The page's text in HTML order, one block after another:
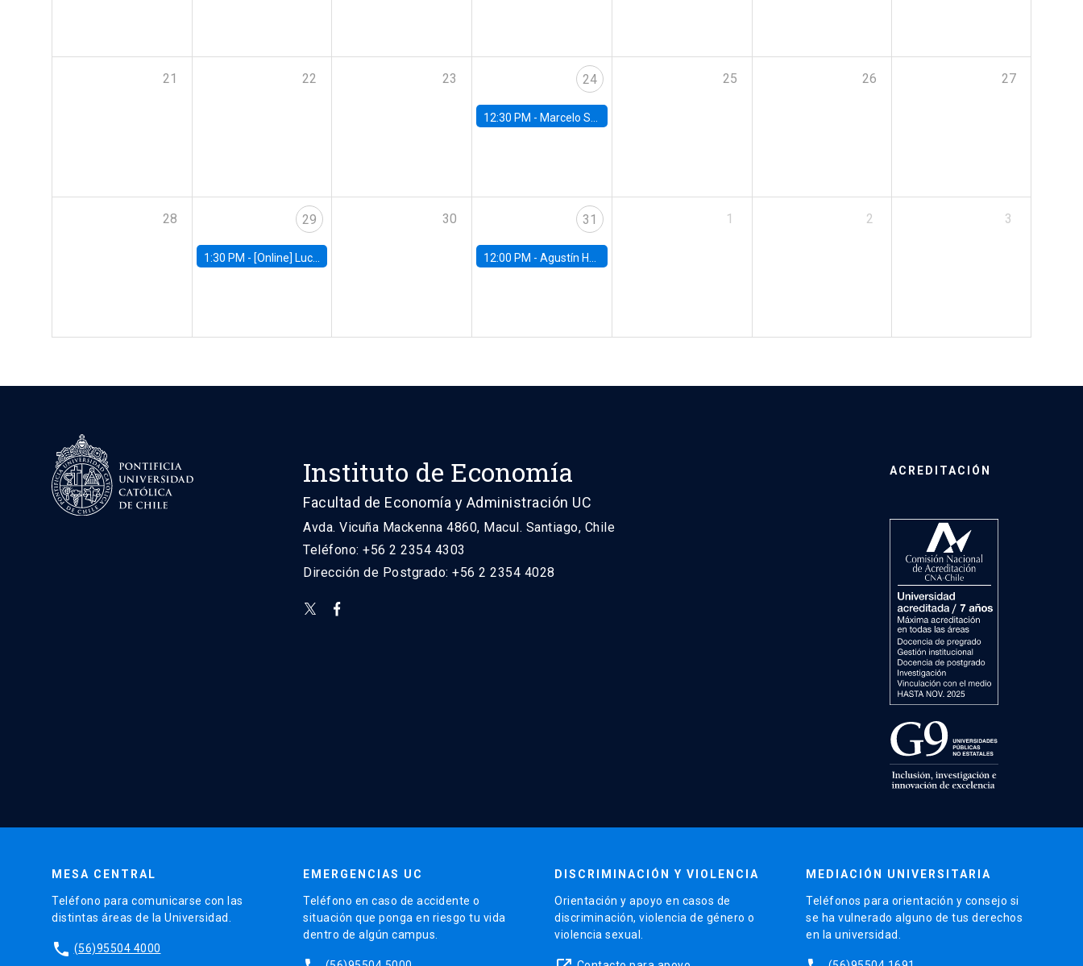
21 22 23 24
12:30 PM - Marcelo Sant'Anna, FGV - EPGE
25 26 27
28 29
1:30 PM - [Online] Luciana Juvenal, International Monetary Fund (IMF)
30 31
12:00 PM -Agustín Hurtado, University of Maryland
1 2 3
Instituto de Economía
Facultad de Economía y Administración UC
Avda. Vicuña Mackenna 4860, Macul. Santiago, Chile
Teléfono: +56 2 2354 4303
Dirección de Postgrado: +56 2 2354 4028
ACREDITACIÓN
MESA CENTRAL
Teléfono para comunicarse con las
distintas áreas de la Universidad.
phone (56)95504 4000
EMERGENCIAS UC
Teléfono en caso de accidente o
situación que ponga en riesgo tu vida
dentro de algún campus.
DISCRIMINACIÓN Y VIOLENCIA
Orientación y apoyo en casos de
discriminación, violencia de género o
violencia sexual.
MEDIACIÓN UNIVERSITARIA
Teléfonos para orientación y consejo si
se ha vulnerado alguno de tus derechos
en la universidad.